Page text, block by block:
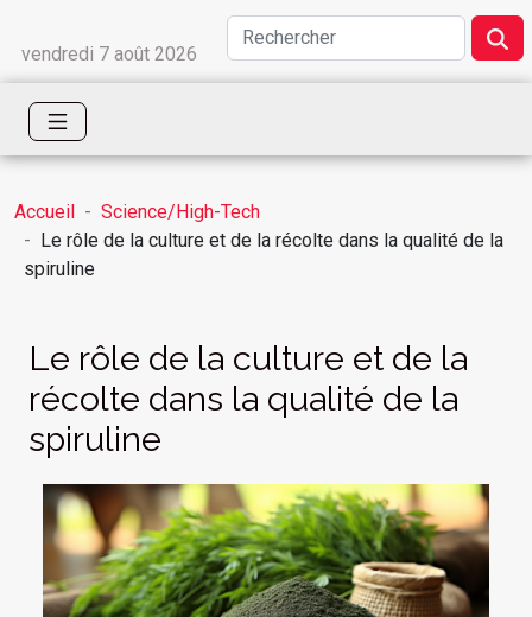
vendredi 7 août 2026
Accueil
Science/High-Tech
Le rôle de la culture et de la récolte dans la qualité de la
spiruline
Le rôle de la culture et de la
récolte dans la qualité de la
spiruline